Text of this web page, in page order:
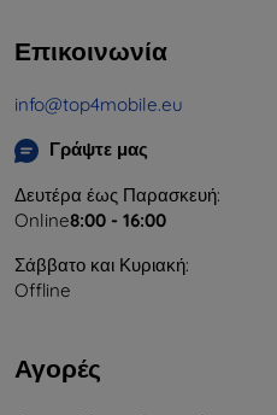
Επικοινωνία
info@top4mobile.eu
Γράψτε μας
Δευτέρα έως Παρασκευή:
Online8:00 - 16:00
Σάββατο και Κυριακή:
Offline
Αγορές